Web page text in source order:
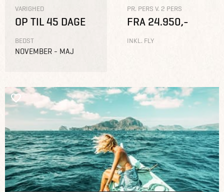
VARIGHED
OP TIL 45 DAGE
BEDST
NOVEMBER - MAJ
PR. PERS V. 2 PERS
FRA 24.950,-
INKL. FLY